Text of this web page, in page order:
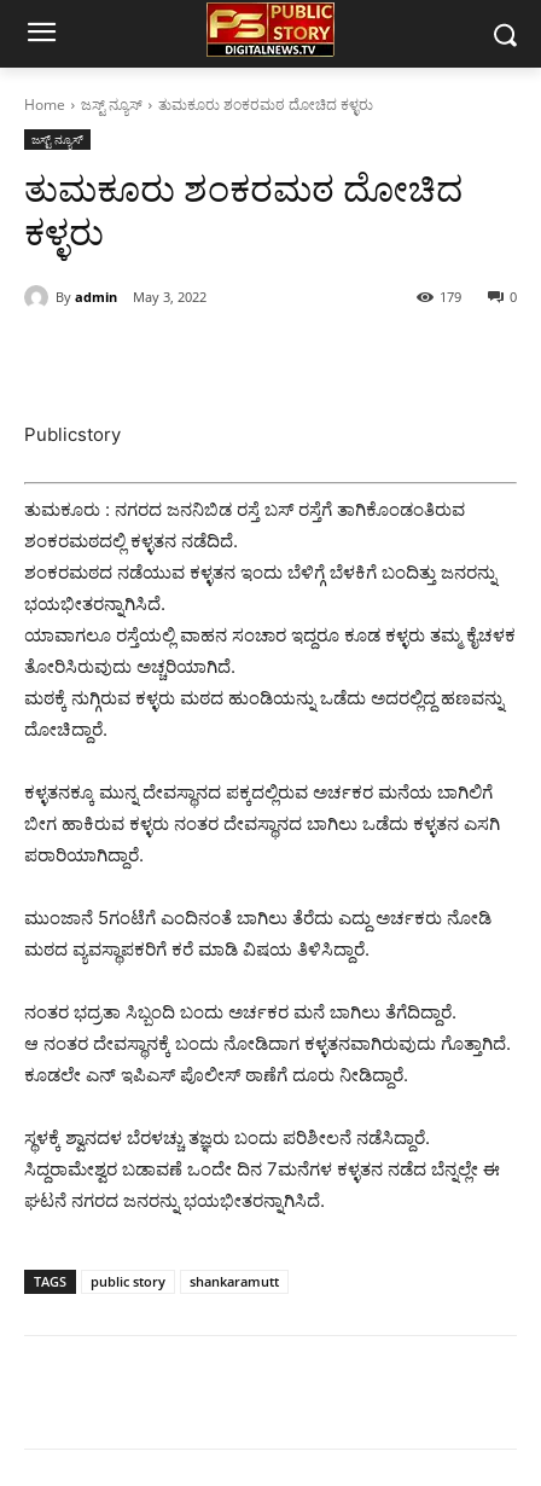
Home ಜಸ್ಟ್ ನ್ಯೂಸ್ ತುಮಕೂರು ಶಂಕರಮಠ ದೋಚಿದ ಕಳ್ಳರು
ಜಸ್ಟ್ ನ್ಯೂಸ್
ತುಮಕೂರು ಶಂಕರಮಠ ದೋಚಿದ
ಕಳ್ಳರು
By admin May 3, 2022 0
179
Publicstory
ತುಮಕೂರು : ನಗರದ ಜನನಿಬಿಡ ರಸ್ತೆ ಬಸ್ ರಸ್ತೆಗೆ ತಾಗಿಕೊಂಡಂತಿರುವ
ಶಂಕರಮಠದಲ್ಲಿ ಕಳ್ಳತನ ನಡೆದಿದೆ.
ಶಂಕರಮಠದ ನಡೆಯುವ ಕಳ್ಳತನ ಇಂದು ಬೆಳಿಗ್ಗೆ ಬೆಳಕಿಗೆ ಬಂದಿತ್ತು ಜನರನ್ನು
ಭಯಭೀತರನ್ನಾಗಿಸಿದೆ.
ಯಾವಾಗಲೂ ರಸ್ತೆಯಲ್ಲಿ ವಾಹನ ಸಂಚಾರ ಇದ್ದರೂ ಕೂಡ ಕಳ್ಳರು ತಮ್ಮ ಕೈಚಳಕ
ತೋರಿಸಿರುವುದು ಅಚ್ಚರಿಯಾಗಿದೆ.
ಮಠಕ್ಕೆ ನುಗ್ಗಿರುವ ಕಳ್ಳರು ಮಠದ ಹುಂಡಿಯನ್ನು ಒಡೆದು ಅದರಲ್ಲಿದ್ದ ಹಣವನ್ನು
ದೋಚಿದ್ದಾರೆ.
ಕಳ್ಳತನಕ್ಕೂ ಮುನ್ನ ದೇವಸ್ಥಾನದ ಪಕ್ಕದಲ್ಲಿರುವ ಅರ್ಚಕರ ಮನೆಯ ಬಾಗಿಲಿಗೆ
ಬೀಗ ಹಾಕಿರುವ ಕಳ್ಳರು ನಂತರ ದೇವಸ್ಥಾನದ ಬಾಗಿಲು ಒಡೆದು ಕಳ್ಳತನ ಎಸಗಿ
ಪರಾರಿಯಾಗಿದ್ದಾರೆ.
ಮುಂಜಾನೆ 5ಗಂಟೆಗೆ ಎಂದಿನಂತೆ ಬಾಗಿಲು ತೆರೆದು ಎದ್ದು ಅರ್ಚಕರು ನೋಡಿ
ಮಠದ ವ್ಯವಸ್ಥಾಪಕರಿಗೆ ಕರೆ ಮಾಡಿ ವಿಷಯ ತಿಳಿಸಿದ್ದಾರೆ.
ನಂತರ ಭದ್ರತಾ ಸಿಬ್ಬಂದಿ ಬಂದು ಅರ್ಚಕರ ಮನೆ ಬಾಗಿಲು ತೆಗೆದಿದ್ದಾರೆ.
ಆ ನಂತರ ದೇವಸ್ಥಾನಕ್ಕೆ ಬಂದು ನೋಡಿದಾಗ ಕಳ್ಳತನವಾಗಿರುವುದು ಗೊತ್ತಾಗಿದೆ.
ಕೂಡಲೇ ಎನ್ ಇಪಿಎಸ್ ಪೊಲೀಸ್ ಠಾಣೆಗೆ ದೂರು ನೀಡಿದ್ದಾರೆ.
ಸ್ಥಳಕ್ಕೆ ಶ್ವಾನದಳ ಬೆರಳಚ್ಚು ತಜ್ಞರು ಬಂದು ಪರಿಶೀಲನೆ ನಡೆಸಿದ್ದಾರೆ.
ಸಿದ್ದರಾಮೇಶ್ವರ ಬಡಾವಣೆ ಒಂದೇ ದಿನ 7ಮನೆಗಳ ಕಳ್ಳತನ ನಡೆದ ಬೆನ್ನಲ್ಲೇ ಈ
ಘಟನೆ ನಗರದ ಜನರನ್ನು ಭಯಭೀತರನ್ನಾಗಿಸಿದೆ.
TAGS public story shankaramutt